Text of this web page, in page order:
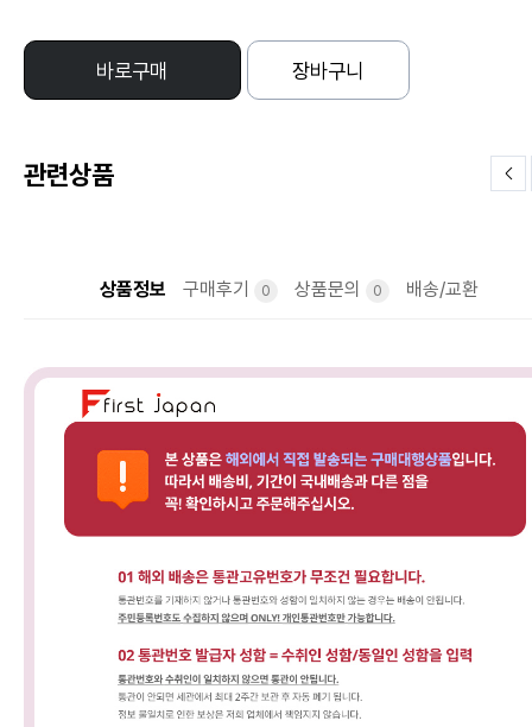
바로구매 장바구니
관련상품
상품정보 구매후기 0 상품문의 0 배송/교환